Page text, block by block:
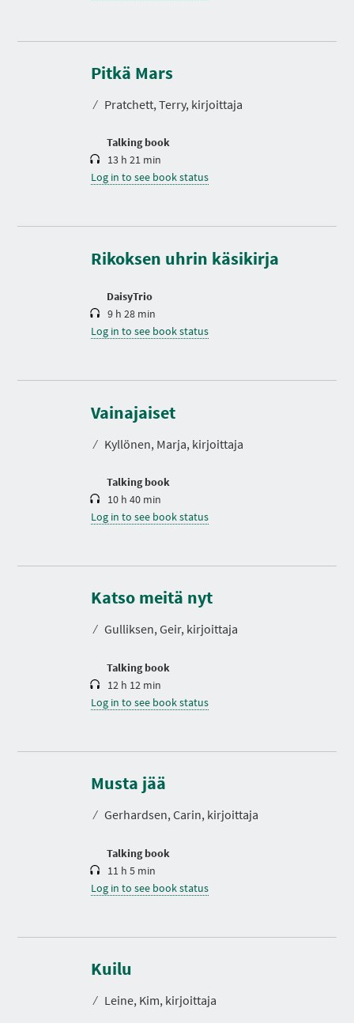
Pitkä Mars
⁄ Pratchett, Terry, kirjoittaja
Talking book
D
r
a
i
13 h 21 min
Log in to see book status
Rikoksen uhrin käsikirja
DaisyTrio
t
i
9 h 28 min
Log in to see book status
Vainajaiset
⁄ Kyllönen, Marja, kirjoittaja
Talking book
D
r
a
i
10 h 40 min
Log in to see book status
Katso meitä nyt
⁄ Gulliksen, Geir, kirjoittaja
Talking book
D
r
a
i
12 h 12 min
Log in to see book status
Musta jää
⁄ Gerhardsen, Carin, kirjoittaja
Talking book
D
r
a
i
11 h 5 min
Log in to see book status
Kuilu
⁄ Leine, Kim, kirjoittaja
D
r
a
i